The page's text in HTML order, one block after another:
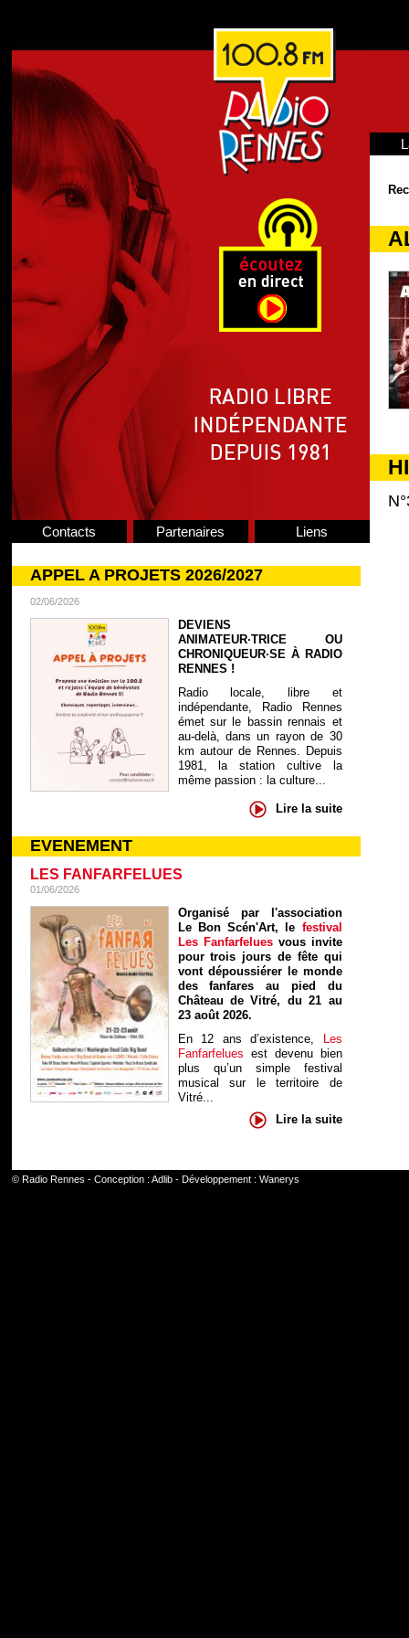
Contacts Partenaires Liens
APPEL A PROJETS 2026/2027
02/06/2026
DEVIENS
ANIMATEUR·TRICE OU
CHRONIQUEUR·SE À RADIO
RENNES !
Radio locale, libre et
indépendante, Radio Rennes
émet sur le bassin rennais et
au-delà, dans un rayon de 30
km autour de Rennes. Depuis
1981, la station cultive la
même passion : la culture...
Lire la suite
EVENEMENT
LES FANFARFELUES
01/06/2026
Organisé par l'association
Le Bon Scén'Art, le festival
Les Fanfarfelues vous invite
pour trois jours de fête qui
vont dépoussiérer le monde
des fanfares au pied du
Château de Vitré, du 21 au
23 août 2026.
En 12 ans d’existence, Les
Fanfarfelues est devenu bien
plus qu’un simple festival
musical sur le territoire de
Vitré...
Lire la suite
© Radio Rennes - Conception : Adlib- Développement : Wanerys